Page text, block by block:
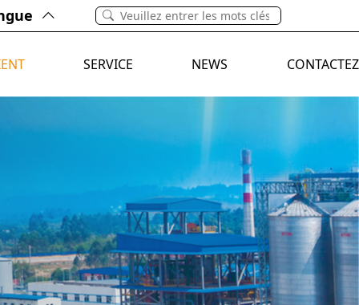
SERVICE NEWS CONTACTEZ